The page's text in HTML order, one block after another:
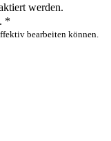
werden.
*
bearbeiten können.